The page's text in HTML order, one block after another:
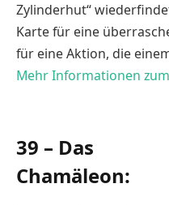
Zylinderhut“
Karte für eine
für eine Aktion, die
Mehr Informationen
39 – Das
Chamäleon: